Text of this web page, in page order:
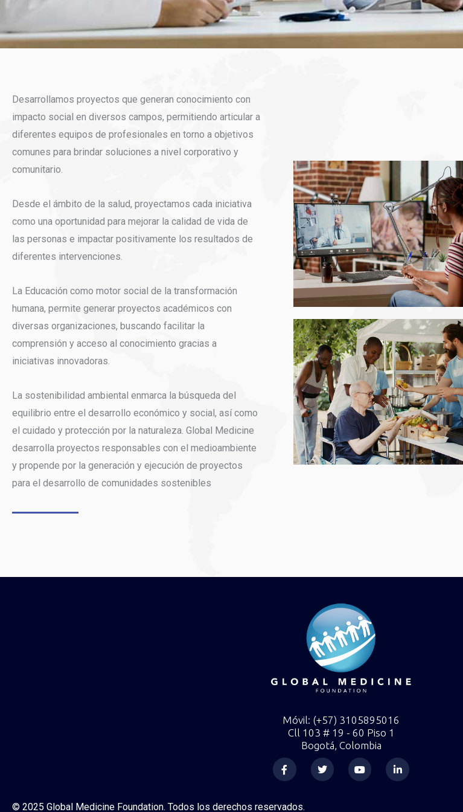
Desarrollamos proyectos que generan conocimiento con
impacto social en diversos campos, permitiendo articular a
diferentes equipos de profesionales en torno a objetivos
comunes para brindar soluciones a nivel corporativo y
comunitario.
Desde el ámbito de la salud, proyectamos cada iniciativa
como una oportunidad para mejorar la calidad de vida de
las personas e impactar positivamente los resultados de
diferentes intervenciones.
La Educación como motor social de la transformación
humana, permite generar proyectos académicos con
diversas organizaciones, buscando facilitar la
comprensión y acceso al conocimiento gracias a
iniciativas innovadoras.
La sostenibilidad ambiental enmarca la búsqueda del
equilibrio entre el desarrollo económico y social, así como
el cuidado y protección por la naturaleza. Global Medicine
desarrolla proyectos responsables con el medioambiente
y propende por la generación y ejecución de proyectos
para el desarrollo de comunidades sostenibles
Móvil: (+57) 3105895016
Cll 103 # 19 - 60 Piso 1
Bogotá, Colombia
F
a
c
e
o
T
w
i
t
Y
o
u
t
L
i
n
k
© 2025 Global Medicine Foundation. Todos los derechos reservados.